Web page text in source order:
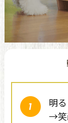
明
→笑